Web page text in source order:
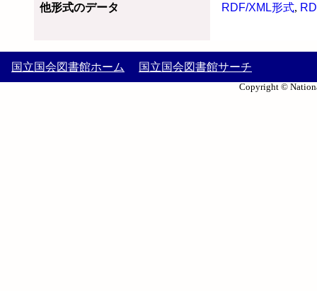
他形式のデータ RDF/XML形式,
国立国会図書館ホーム 国立国会図書館サーチ
Copyright ©